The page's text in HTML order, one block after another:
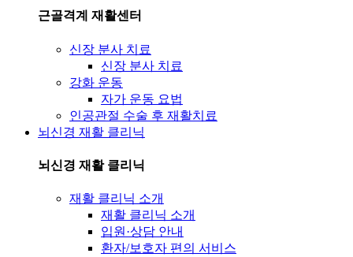
근골격계 재활센터
신장 분사 치료
신장 분사 치료
강화 운동
자가 운동 요법
인공관절 수술 후 재활치료
뇌신경 재활 클리닉
뇌신경 재활 클리닉
재활 클리닉 소개
재활 클리닉 소개
입원·상담 안내
환자/보호자 편의 서비스